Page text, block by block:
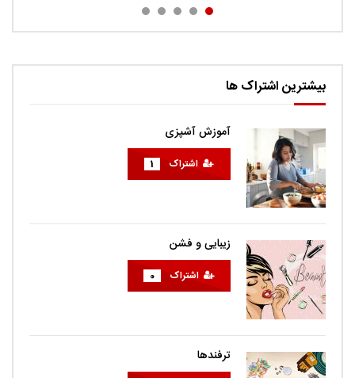
بیشترین اشتراک ها
آموزش آشپزی
اشتراک 1
زیبایی و فشن
اشتراک 0
ترفندها